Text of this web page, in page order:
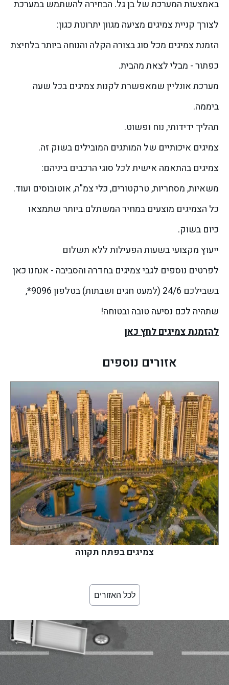
באמצעות המערכת של בן גל. הבחירה להשתמש במערכת
לצורך קניית צמיגים מציעה מגוון יתרונות כגון:
הזמנת צמיגים מכל סוג בצורה הקלה והנוחה ביותר בלחיצת
כפתור - מבלי לצאת מהבית.
מערכת אונליין שמאפשרת לקנות צמיגים בכל שעה
ביממה.
תהליך ידידותי, נוח ופשוט.
צמיגים איכותיים של המותגים המובילים בשוק זה.
צמיגים בהתאמה אישית לכל סוגי הרכבים ביניהם:
משאיות, מסחריות, טרקטורים, כלי צמ"ה, אוטובוסים ועוד.
כל הצמיגים מוצעים במחיר המשתלם ביותר שתמצאו
כיום בשוק.
ייעוץ מקצועי בשעות הפעילות ללא תשלום
לפרטים נוספים לגבי צמיגים בחדרה והסביבה - אנחנו כאן
בשבילכם 24/6 (למעט חגים ושבתות) בטלפון 9096*,
שתהיה לכם נסיעה טובה ובטוחה!
להזמנת צמיגים לחץ כאן
אזורים נוספים
צמיגים בפתח תקווה
לכל האזורים